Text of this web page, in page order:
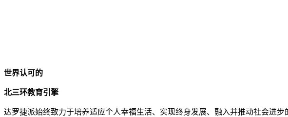
世界认可的
北三环教育引擎
达罗捷派始终致力于培养适应个人幸福生活、实现终身发展、融入并推动社会进